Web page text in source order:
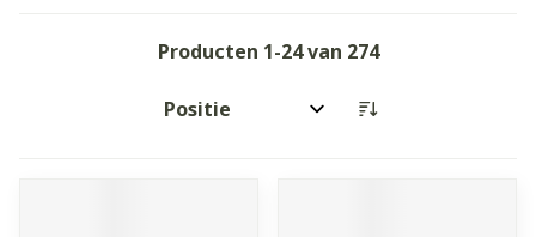
Producten 1-24van 274
Sorteer op: